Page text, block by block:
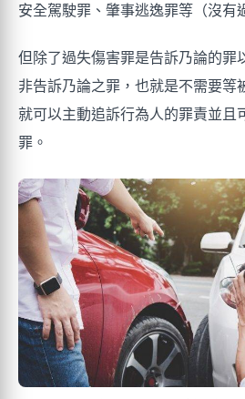
安全駕駛罪、肇事逃逸罪等（沒有
但除了過失傷害罪是告訴乃論的罪
非告訴乃論之罪，也就是不需要等
就可以主動追訴行為人的罪責並且
罪。